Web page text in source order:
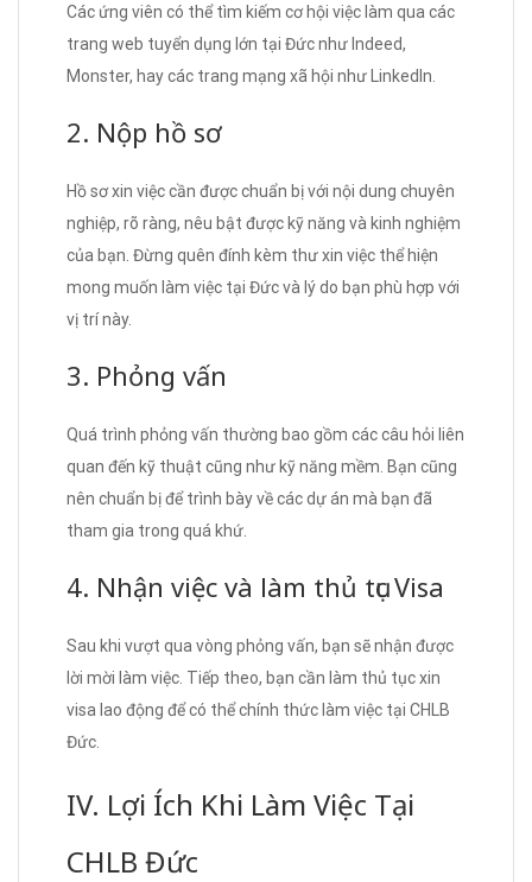
Các ứng viên có thể tìm kiếm cơ hội việc làm qua các
trang web tuyển dụng lớn tại Đức như Indeed,
Monster, hay các trang mạng xã hội như LinkedIn.
2. Nộp hồ sơ
Hồ sơ xin việc cần được chuẩn bị với nội dung chuyên
nghiệp, rõ ràng, nêu bật được kỹ năng và kinh nghiệm
của bạn. Đừng quên đính kèm thư xin việc thể hiện
mong muốn làm việc tại Đức và lý do bạn phù hợp với
vị trí này.
3. Phỏng vấn
Quá trình phỏng vấn thường bao gồm các câu hỏi liên
quan đến kỹ thuật cũng như kỹ năng mềm. Bạn cũng
nên chuẩn bị để trình bày về các dự án mà bạn đã
tham gia trong quá khứ.
4. Nhận việc và làm thủ tục Visa
Sau khi vượt qua vòng phỏng vấn, bạn sẽ nhận được
lời mời làm việc. Tiếp theo, bạn cần làm thủ tục xin
visa lao động để có thể chính thức làm việc tại CHLB
Đức.
IV. Lợi Ích Khi Làm Việc Tại
CHLB Đức